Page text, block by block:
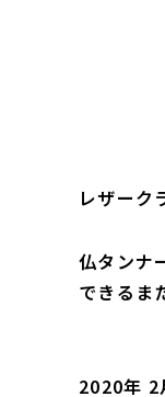
レザーク
仏タンナ
できるま
2020年 2